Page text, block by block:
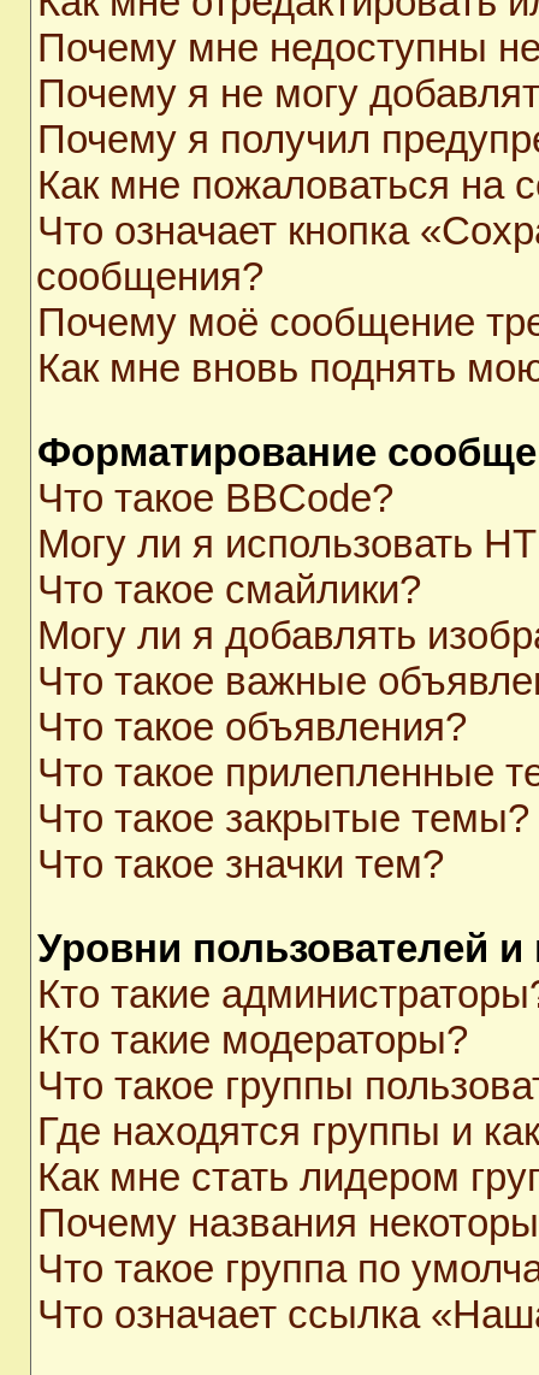
Почему мне недоступны
Почему я не могу
Почему я получил
Как мне пожаловаться на
Что означает кнопка
сообщения?
Почему моё сообщение
Как мне вновь поднять
Форматирование
Что такое BBCode?
Могу ли я использовать
Что такое смайлики?
Могу ли я добавлять
Что такое важные
Что такое объявления?
Что такое прилепленные
Что такое закрытые темы?
Что такое значки тем?
Уровни пользователей и
Кто такие
Кто такие модераторы?
Что такое группы
Где находятся группы и
Как мне стать лидером
Почему названия
Что такое группа по
Что означает ссылка